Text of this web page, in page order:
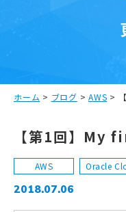
ホーム > ブログ > AWS >
【第1回】My
AWS Oracle
2018.07.06